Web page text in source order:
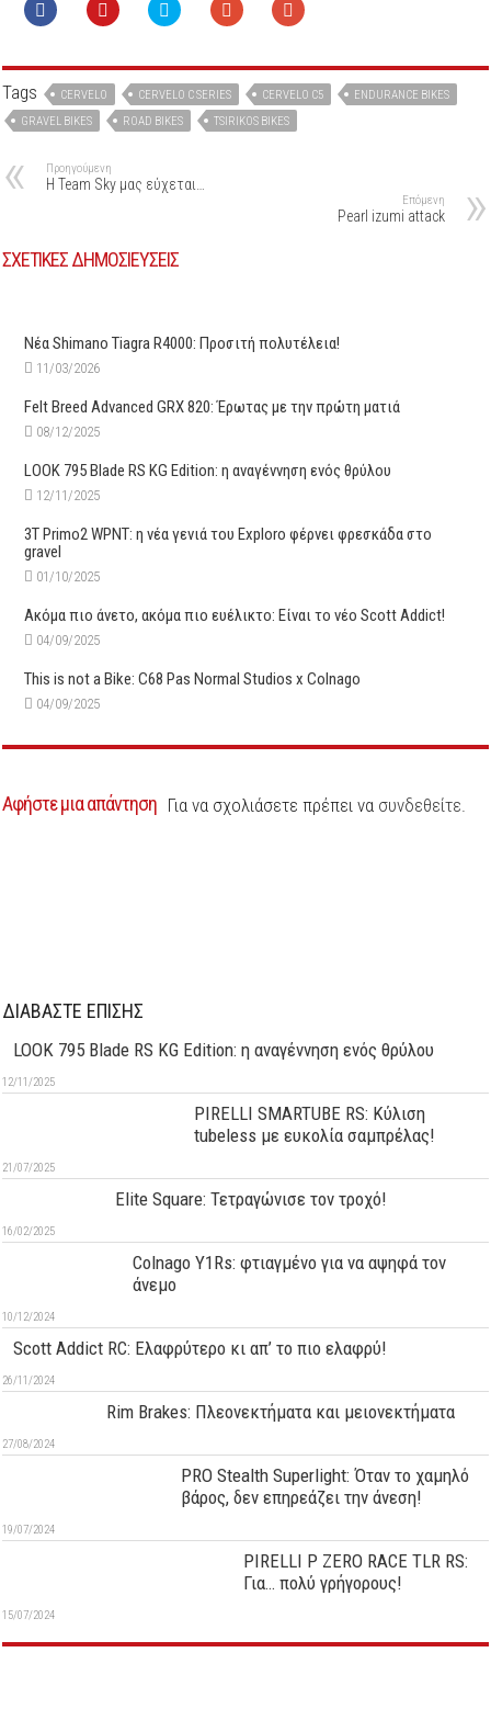
Tags CERVELO CERVELO C SERIES CERVELO C5
ENDURANCE BIKES
GRAVEL BIKES
ROAD BIKES TSIRIKOS BIKES
Προηγούμενη
H Team Sky μας εύχεται…
Επόμενη
Pearl izumi attack
ΣΧΕΤΙΚΕΣ ΔΗΜΟΣΙΕΥΣΕΙΣ
Νέα Shimano Tiagra R4000: Προσιτή πολυτέλεια!
11/03/2026
Felt Breed Advanced GRX 820: Έρωτας με την πρώτη ματιά
08/12/2025
LOOK 795 Blade RS KG Edition: η αναγέννηση ενός θρύλου
12/11/2025
3T Primo2 WPNT: η νέα γενιά του Exploro φέρνει φρεσκάδα στο
gravel
01/10/2025
Ακόμα πιο άνετο, ακόμα πιο ευέλικτο: Είναι το νέο Scott Addict!
04/09/2025
This is not a Bike: C68 Pas Normal Studios x Colnago
04/09/2025
Αφήστε μια απάντηση Για να σχολιάσετε πρέπει να συνδεθείτε.
ΔΙΑΒΑΣΤΕ ΕΠΙΣΗΣ
LOOK 795 Blade RS KG Edition: η αναγέννηση ενός θρύλου
12/11/2025
PIRELLI SMARTUBE RS: Κύλιση
tubeless με ευκολία σαμπρέλας!
21/07/2025
Elite Square: Τετραγώνισε τον τροχό!
16/02/2025
Colnago Y1Rs: φτιαγμένο για να αψηφά τον
άνεμο
10/12/2024
Scott Addict RC: Ελαφρύτερο κι απ’ το πιο ελαφρύ!
26/11/2024
Rim Brakes: Πλεονεκτήματα και μειονεκτήματα
27/08/2024
PRO Stealth Superlight: Όταν το χαμηλό
βάρος, δεν επηρεάζει την άνεση!
19/07/2024
PIRELLI P ZERO RACE TLR RS:
Για… πολύ γρήγορους!
15/07/2024